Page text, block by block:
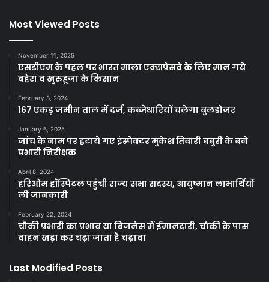
Most Viewed Posts
November 11, 2025
एसडीएम के पहल पर भारत माला एक्सप्रेसवे के लिए मान गये
बहेरा व खुरुहूजा के किसान
February 3, 2024
167 एकड़ जमीन ताल में दर्ज, कब्जेधारियों चलेगा बुलडोजर
January 6, 2025
जांच के नाम पर हटाये गए इंस्पेक्टर मुकेश तिवारी बबुरी के बने
प्रभारी निरीक्षक
April 8, 2024
हरिओम हॉस्पिटल पहुंची राज्य सभा सदस्य, आयुष्मान लाभार्थियों
ली जानकारी
February 22, 2024
चौकी प्रभारी का प्रभाव या बिजनेस में ईमानदारी, चौकी के पास
वाहन खड़ा कर चढ़ा जाता है चढ़ावा
Last Modified Posts